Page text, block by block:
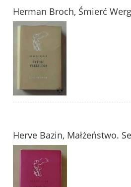
Herman Broch, Śmierć
Herve Bazin, Małżeństwo.